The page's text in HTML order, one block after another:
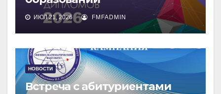
ИЮЛ 21, 2026 FMFADMIN
НОВОСТИ
Встреча с абитуриентами